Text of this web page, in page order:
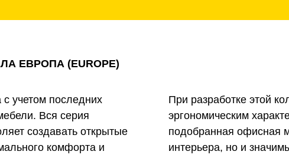
ЕВРОПА (EUROPE)
учетом последних
Вся серия
создавать открытые
комфорта и
При разработке этой
эргономическим
подобранная офисная
интерьера, но и